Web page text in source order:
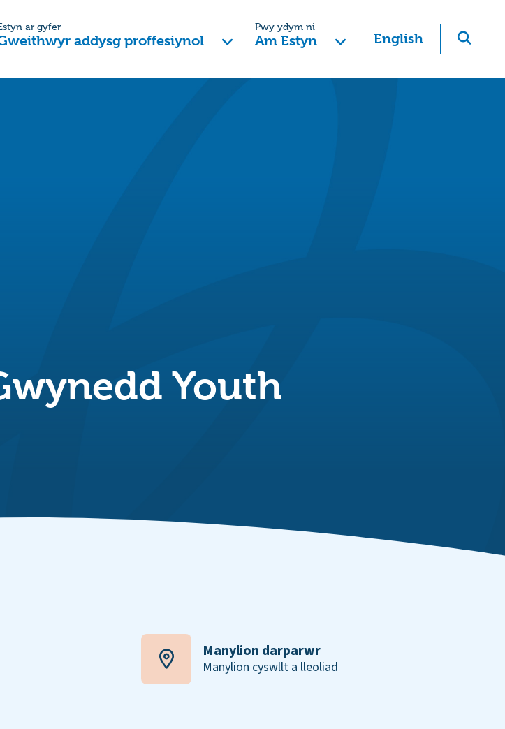
ar gyfer
addysg proffesiynol
Pwy ydym ni
Am Estyn English
Youth
Manylion darparwr
Manylion cyswllt a lleoliad